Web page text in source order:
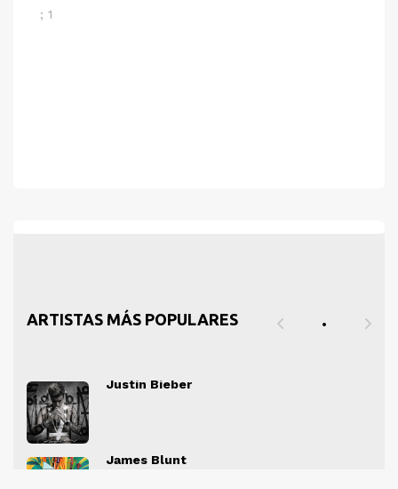
; 1
ARTISTAS MÁS POPULARES
Justin Bieber
James Blunt